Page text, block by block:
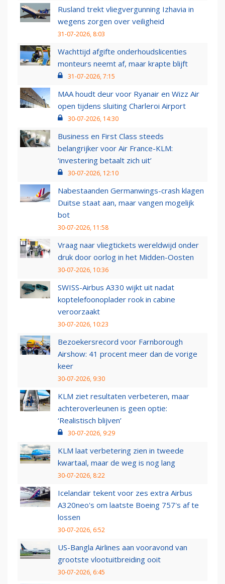
Rusland trekt vliegvergunning Izhavia in
wegens zorgen over veiligheid
31-07-2026, 8:03
Wachttijd afgifte onderhoudslicenties
monteurs neemt af, maar krapte blijft
31-07-2026, 7:15
MAA houdt deur voor Ryanair en Wizz Air
open tijdens sluiting Charleroi Airport
30-07-2026, 14:30
Business en First Class steeds
belangrijker voor Air France-KLM:
‘investering betaalt zich uit’
30-07-2026, 12:10
Nabestaanden Germanwings-crash klagen
Duitse staat aan, maar vangen mogelijk
bot
30-07-2026, 11:58
Vraag naar vliegtickets wereldwijd onder
druk door oorlog in het Midden-Oosten
30-07-2026, 10:36
SWISS-Airbus A330 wijkt uit nadat
koptelefoonoplader rook in cabine
veroorzaakt
30-07-2026, 10:23
Bezoekersrecord voor Farnborough
Airshow: 41 procent meer dan de vorige
keer
30-07-2026, 9:30
KLM ziet resultaten verbeteren, maar
achteroverleunen is geen optie:
‘Realistisch blijven’
30-07-2026, 9:29
KLM laat verbetering zien in tweede
kwartaal, maar de weg is nog lang
30-07-2026, 8:22
Icelandair tekent voor zes extra Airbus
A320neo's om laatste Boeing 757's af te
lossen
30-07-2026, 6:52
US-Bangla Airlines aan vooravond van
grootste vlootuitbreiding ooit
30-07-2026, 6:45